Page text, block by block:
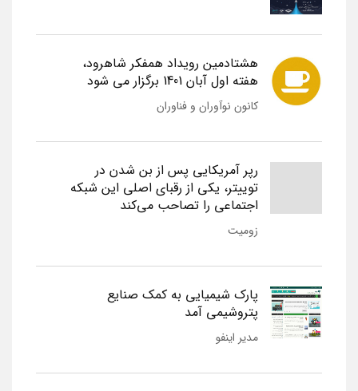
هشتادمین رویداد همفکر شاهرود،
هفته اول آبان 1401 برگزار می شود
کانون نوآوران و فناوران
رپر آمریکایی پس از بن شدن در
توییتر، یکی از رقبای اصلی این شبکه
اجتماعی را تصاحب می‌کند
زومیت
پارک شیمیایی به کمک صنایع
پتروشیمی آمد
مدیر اینفو